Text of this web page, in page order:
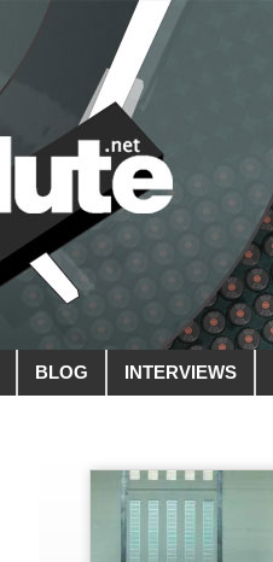
BLOG INTERVIEWS